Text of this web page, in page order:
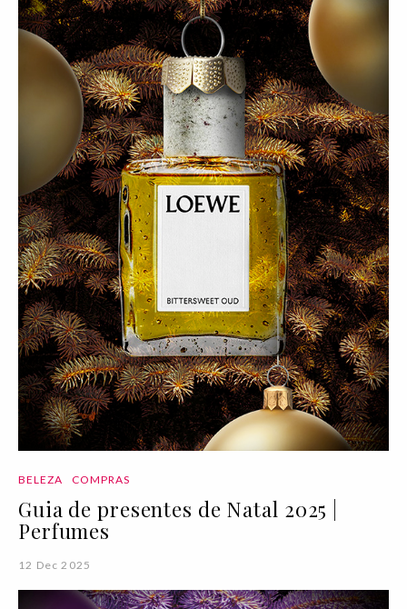
BELEZA COMPRAS
Guia de presentes de Natal 2025 |
Perfumes
12 Dec 2025